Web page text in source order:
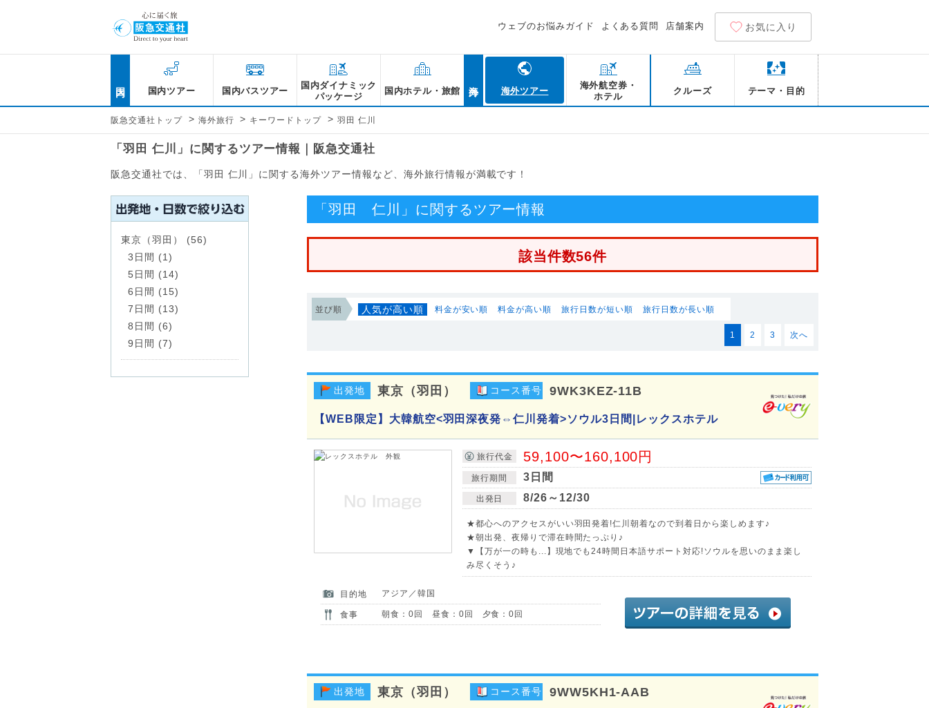
ウェブのお悩みガイド よくある質問 店舗案内 お気に入り
国内ツアー 国内バスツアー
国内ダイナミック
パッケージ
国内ホテル・旅館 海外ツアー
海外航空券・
ホテル
クルーズ テーマ・目的
阪急交通社トップ > 海外旅行 > キーワードトップ > 羽田 仁川
「羽田 仁川」に関するツアー情報｜阪急交通社
阪急交通社では、「羽田 仁川」に関する海外ツアー情報など、海外旅行情報が満載です！
「羽田 仁川」に関するツアー情報
該当件数56件
並び順 人気が高い順 料金が安い順 料金が高い順 旅行日数が短い順 旅行日数が長い順
1 2 3 次へ
出発地 東京（羽田） コース番号 9WK3KEZ-11B
【WEB限定】大韓航空<羽田深夜発⇔仁川発着>ソウル3日間|レックスホテル
旅行代金 59,100〜160,100円
旅行期間 3日間
出発日 8/26～12/30
★都心へのアクセスがいい羽田発着!仁川朝着なので到着日から楽しめます♪
★朝出発、夜帰りで滞在時間たっぷり♪
▼【万が一の時も...】現地でも24時間日本語サポート対応!ソウルを思いのまま楽し
み尽くそう♪
目的地 アジア／韓国
食事 朝食：0回 昼食：0回 夕食：0回
出発地 東京（羽田） コース番号 9WW5KH1-AAB
東京（羽田） (56)
3日間 (1)
5日間 (14)
6日間 (15)
7日間 (13)
8日間 (6)
9日間 (7)